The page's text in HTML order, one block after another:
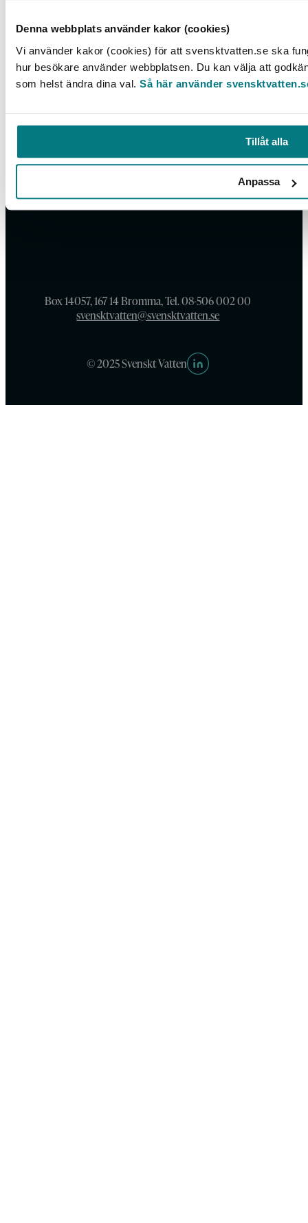
Denna webbplats använder kakor (cookies)
Vi använder kakor (cookies) för att svensktvatten.se ska
hur besökare använder webbplatsen. Du kan välja att
som helst ändra dina val. Så här använder
Tillåt alla
Anpassa
Box 14057, 167 14 Bromma, Tel. 08-506 002 00
svensktvatten@svensktvatten.se
© 2025 Svenskt Vatten